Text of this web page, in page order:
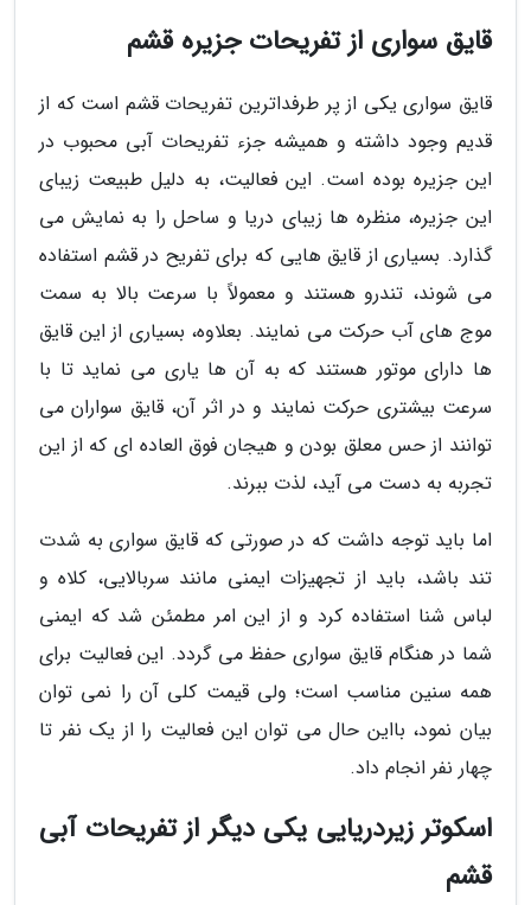
قایق سواری از تفریحات جزیره قشم
قایق سواری یکی از پر طرفداترین تفریحات قشم است که از
قدیم وجود داشته و همیشه جزء تفریحات آبی محبوب در
این جزیره بوده است. این فعالیت، به دلیل طبیعت زیبای
این جزیره، منظره ها زیبای دریا و ساحل را به نمایش می
گذارد. بسیاری از قایق هایی که برای تفریح در قشم استفاده
می شوند، تندرو هستند و معمولاً با سرعت بالا به سمت
موج های آب حرکت می نمایند. بعلاوه، بسیاری از این قایق
ها دارای موتور هستند که به آن ها یاری می نماید تا با
سرعت بیشتری حرکت نمایند و در اثر آن، قایق سواران می
توانند از حس معلق بودن و هیجان فوق العاده ای که از این
تجربه به دست می آید، لذت ببرند.
اما باید توجه داشت که در صورتی که قایق سواری به شدت
تند باشد، باید از تجهیزات ایمنی مانند سربالایی، کلاه و
لباس شنا استفاده کرد و از این امر مطمئن شد که ایمنی
شما در هنگام قایق سواری حفظ می گردد. این فعالیت برای
همه سنین مناسب است؛ ولی قیمت کلی آن را نمی توان
بیان نمود، بااین حال می توان این فعالیت را از یک نفر تا
چهار نفر انجام داد.
اسکوتر زیردریایی یکی دیگر از تفریحات آبی
قشم